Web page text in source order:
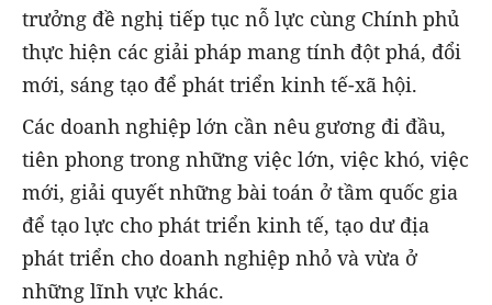
trưởng đề nghị tiếp tục nỗ lực cùng Chính phủ
thực hiện các giải pháp mang tính đột phá, đổi
mới, sáng tạo để phát triển kinh tế-xã hội.
Các doanh nghiệp lớn cần nêu gương đi đầu,
tiên phong trong những việc lớn, việc khó, việc
mới, giải quyết những bài toán ở tầm quốc gia
để tạo lực cho phát triển kinh tế, tạo dư địa
phát triển cho doanh nghiệp nhỏ và vừa ở
những lĩnh vực khác.